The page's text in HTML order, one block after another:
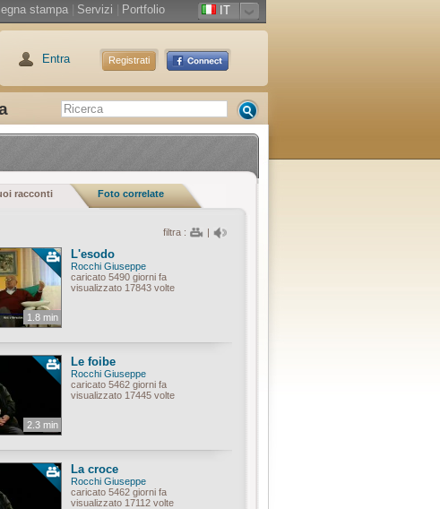
stampa Servizi Portfolio IT
Entra Registrati
racconti Foto correlate
filtra : |
1.8 min
L'esodo
Rocchi Giuseppe
caricato 5490 giorni fa
visualizzato 17843 volte
2.3 min
Le foibe
Rocchi Giuseppe
caricato 5462 giorni fa
visualizzato 17445 volte
La croce
Rocchi Giuseppe
caricato 5462 giorni fa
visualizzato 17112 volte